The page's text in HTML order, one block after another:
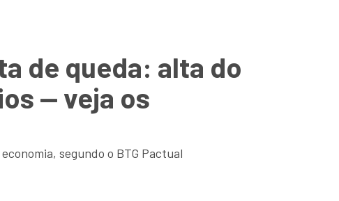
de queda: alta do
— veja os
segundo o BTG Pactual